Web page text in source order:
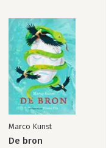
Marco Kunst
De bron